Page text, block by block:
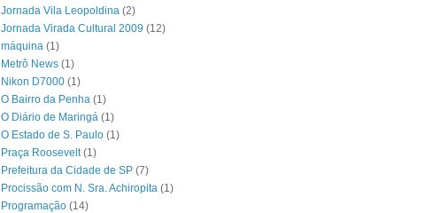
Jornada Vila Leopoldina (2)
Jornada Virada Cultural 2009 (12)
máquina (1)
Metrô News (1)
Nikon D7000 (1)
O Bairro da Penha (1)
O Diário de Maringá (1)
O Estado de S. Paulo (1)
Praça Roosevelt (1)
Prefeitura da Cidade de SP (7)
Procissão com N. Sra. Achiropita (1)
Programação (14)